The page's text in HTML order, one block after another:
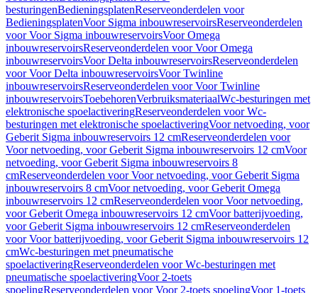
besturingenBedieningsplatenReserveonderdelen voor
BedieningsplatenVoor Sigma inbouwreservoirsReserveonderdelen
voor Voor Sigma inbouwreservoirsVoor Omega
inbouwreservoirsReserveonderdelen voor Voor Omega
inbouwreservoirsVoor Delta inbouwreservoirsReserveonderdelen
voor Voor Delta inbouwreservoirsVoor Twinline
inbouwreservoirsReserveonderdelen voor Voor Twinline
inbouwreservoirsToebehorenVerbruiksmateriaalWc-besturingen met
elektronische spoelactiveringReserveonderdelen voor Wc-
besturingen met elektronische spoelactiveringVoor netvoeding, voor
Geberit Sigma inbouwreservoirs 12 cmReserveonderdelen voor
Voor netvoeding, voor Geberit Sigma inbouwreservoirs 12 cmVoor
netvoeding, voor Geberit Sigma inbouwreservoirs 8
cmReserveonderdelen voor Voor netvoeding, voor Geberit Sigma
inbouwreservoirs 8 cmVoor netvoeding, voor Geberit Omega
inbouwreservoirs 12 cmReserveonderdelen voor Voor netvoeding,
voor Geberit Omega inbouwreservoirs 12 cmVoor batterijvoeding,
voor Geberit Sigma inbouwreservoirs 12 cmReserveonderdelen
voor Voor batterijvoeding, voor Geberit Sigma inbouwreservoirs 12
cmWc-besturingen met pneumatische
spoelactiveringReserveonderdelen voor Wc-besturingen met
pneumatische spoelactiveringVoor 2-toets
spoelingReserveonderdelen voor Voor 2-toets spoelingVoor 1-toets